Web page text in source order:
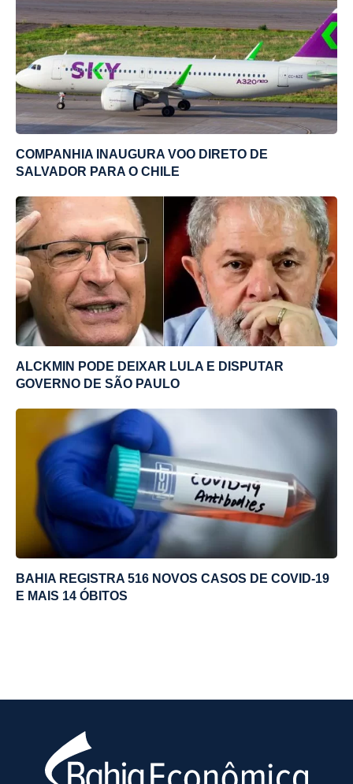
COMPANHIA INAUGURA VOO DIRETO DE
SALVADOR PARA O CHILE
ALCKMIN PODE DEIXAR LULA E DISPUTAR
GOVERNO DE SÃO PAULO
BAHIA REGISTRA 516 NOVOS CASOS DE COVID-19
E MAIS 14 ÓBITOS